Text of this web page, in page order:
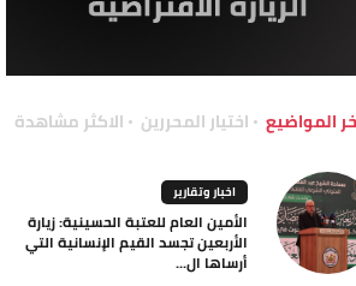
المواضيع اختيار المحررين الاكثر مشاهدة
اخبار وتقارير
الأمين العام للعتبة الحسينية: زيارة
الأربعين تجسد القيم الإنسانية التي
أرساها ال...